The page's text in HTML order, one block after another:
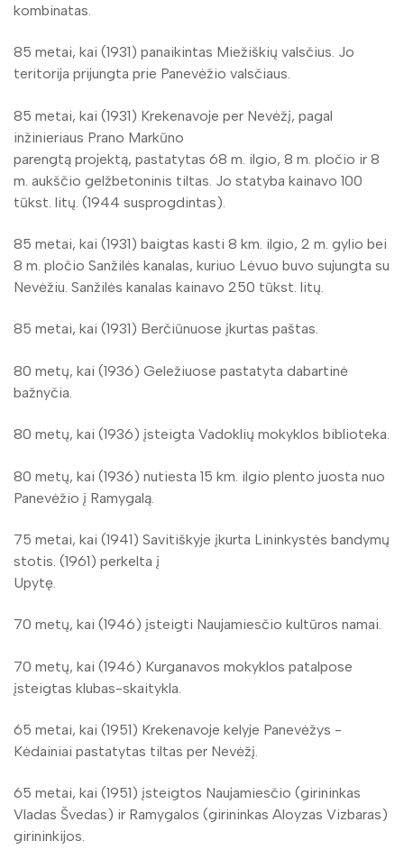
kombinatas.
85 metai, kai (1931) panaikintas Miežiškių valsčius. Jo
teritorija prijungta prie Panevėžio valsčiaus.
85 metai, kai (1931) Krekenavoje per Nevėžį, pagal
inžinieriaus Prano Markūno
parengtą projektą, pastatytas 68 m. ilgio, 8 m. pločio ir 8
m. aukščio gelžbetoninis tiltas. Jo statyba kainavo 100
tūkst. litų. (1944 susprogdintas).
85 metai, kai (1931) baigtas kasti 8 km. ilgio, 2 m. gylio bei
8 m. pločio Sanžilės kanalas, kuriuo Lėvuo buvo sujungta su
Nevėžiu. Sanžilės kanalas kainavo 250 tūkst. litų.
85 metai, kai (1931) Berčiūnuose įkurtas paštas.
80 metų, kai (1936) Geležiuose pastatyta dabartinė
bažnyčia.
80 metų, kai (1936) įsteigta Vadoklių mokyklos biblioteka.
80 metų, kai (1936) nutiesta 15 km. ilgio plento juosta nuo
Panevėžio į Ramygalą.
75 metai, kai (1941) Savitiškyje įkurta Lininkystės bandymų
stotis. (1961) perkelta į
Upytę.
70 metų, kai (1946) įsteigti Naujamiesčio kultūros namai.
70 metų, kai (1946) Kurganavos mokyklos patalpose
įsteigtas klubas-skaitykla.
65 metai, kai (1951) Krekenavoje kelyje Panevėžys -
Kėdainiai pastatytas tiltas per Nevėžį.
65 metai, kai (1951) įsteigtos Naujamiesčio (girininkas
Vladas Švedas) ir Ramygalos (girininkas Aloyzas Vizbaras)
girininkijos.